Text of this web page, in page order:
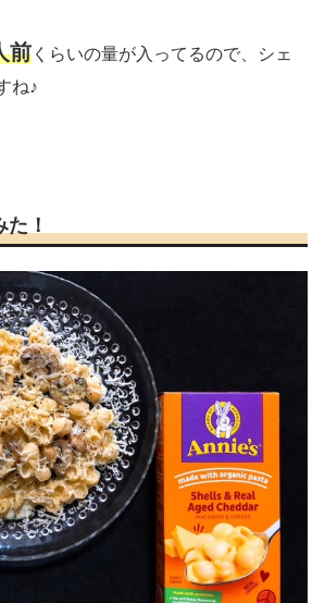
前 くらいの量が入ってるので、シェ
ね♪
！